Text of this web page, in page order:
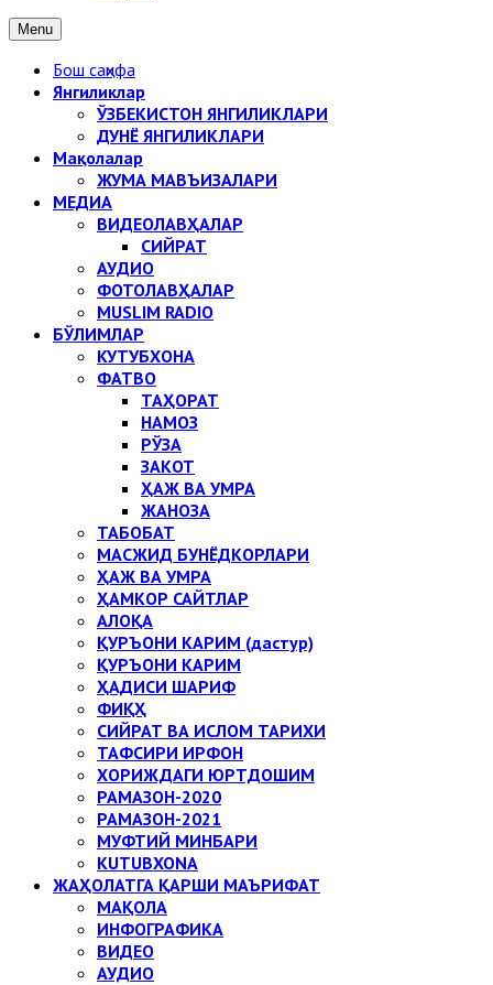
Menu
Бош саҳифа
Янгиликлар
ЎЗБЕКИСТОН ЯНГИЛИКЛАРИ
ДУНЁ ЯНГИЛИКЛАРИ
Мақолалар
ЖУМА МАВЪИЗАЛАРИ
МЕДИА
ВИДЕОЛАВҲАЛАР
СИЙРАТ
АУДИО
ФОТОЛАВҲАЛАР
MUSLIM RADIO
БЎЛИМЛАР
КУТУБХОНА
ФАТВО
ТАҲОРАТ
НАМОЗ
РЎЗА
ЗАКОТ
ҲАЖ ВА УМРА
ЖАНОЗА
ТАБОБАТ
МАСЖИД БУНЁДКОРЛАРИ
ҲАЖ ВА УМРА
ҲАМКОР САЙТЛАР
АЛОҚА
ҚУРЪОНИ КАРИМ (дастур)
ҚУРЪОНИ КАРИМ
ҲАДИСИ ШАРИФ
ФИҚҲ
СИЙРАТ ВА ИСЛОМ ТАРИХИ
ТАФСИРИ ИРФОН
ХОРИЖДАГИ ЮРТДОШИМ
РАМАЗОН-2020
РАМАЗОН-2021
МУФТИЙ МИНБАРИ
KUTUBXONA
ЖАҲОЛАТГА ҚАРШИ МАЪРИФАТ
МАҚОЛА
ИНФОГРАФИКА
ВИДЕО
АУДИО